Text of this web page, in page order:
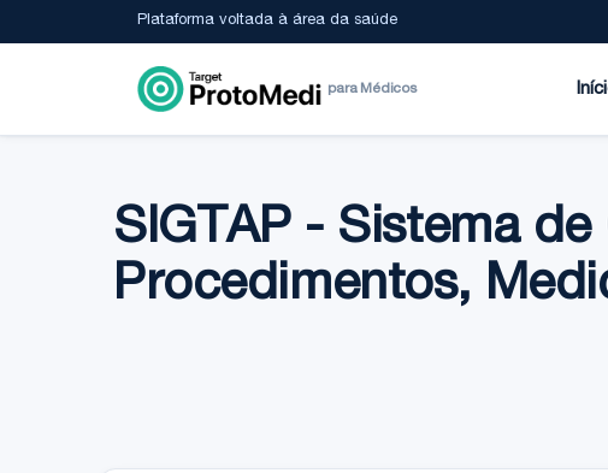
Plataforma voltada à área da saúde
para Médicos
SIGTAP - Sistema
Procedimentos,